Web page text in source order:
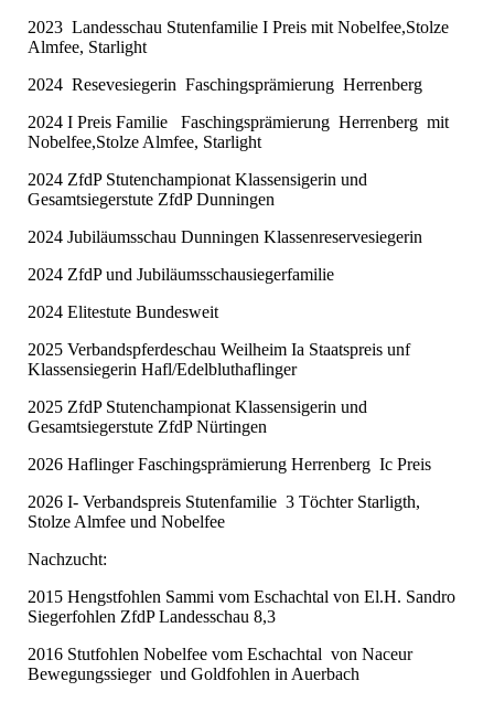
2023 Landesschau Stutenfamilie I Preis mit Nobelfee,Stolze
Almfee, Starlight
2024 Resevesiegerin Faschingsprämierung Herrenberg
2024 I Preis Familie Faschingsprämierung Herrenberg mit
Nobelfee,Stolze Almfee, Starlight
2024 ZfdP Stutenchampionat Klassensigerin und
Gesamtsiegerstute ZfdP Dunningen
2024 Jubiläumsschau Dunningen Klassenreservesiegerin
2024 ZfdP und Jubiläumsschausiegerfamilie
2024 Elitestute Bundesweit
2025 Verbandspferdeschau Weilheim Ia Staatspreis unf
Klassensiegerin Hafl/Edelbluthaflinger
2025 ZfdP Stutenchampionat Klassensigerin und
Gesamtsiegerstute ZfdP Nürtingen
2026 Haflinger Faschingsprämierung Herrenberg Ic Preis
2026 I- Verbandspreis Stutenfamilie 3 Töchter Starligth,
Stolze Almfee und Nobelfee
Nachzucht:
2015 Hengstfohlen Sammi vom Eschachtal von El.H. Sandro
Siegerfohlen ZfdP Landesschau 8,3
2016 Stutfohlen Nobelfee vom Eschachtal von Naceur
Bewegungssieger und Goldfohlen in Auerbach